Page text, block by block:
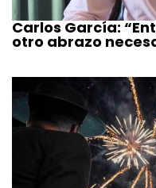
Carlos García:
otro abrazo